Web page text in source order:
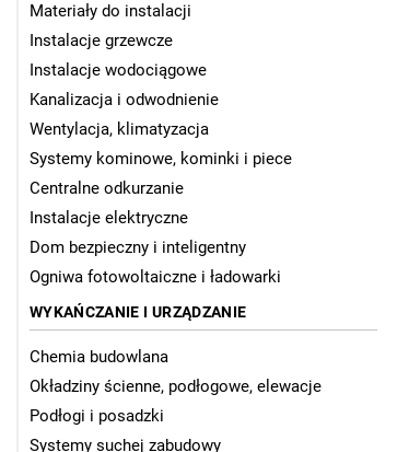
Materiały do instalacji
Instalacje grzewcze
Instalacje wodociągowe
Kanalizacja i odwodnienie
Wentylacja, klimatyzacja
Systemy kominowe, kominki i piece
Centralne odkurzanie
Instalacje elektryczne
Dom bezpieczny i inteligentny
Ogniwa fotowoltaiczne i ładowarki
WYKAŃCZANIE I URZĄDZANIE
Chemia budowlana
Okładziny ścienne, podłogowe, elewacje
Podłogi i posadzki
Systemy suchej zabudowy